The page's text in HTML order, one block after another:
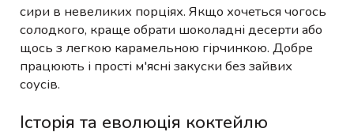
сири в невеликих порціях. Якщо хочеться чогось
солодкого, краще обрати шоколадні десерти або
щось з легкою карамельною гірчинкою. Добре
працюють і прості м'ясні закуски без зайвих
соусів.
Історія та еволюція коктейлю